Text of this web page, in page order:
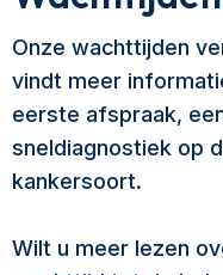
Onze wachttijden
vindt meer
eerste afspraak,
sneldiagnostiek op
kankersoort.
Wilt u meer lezen